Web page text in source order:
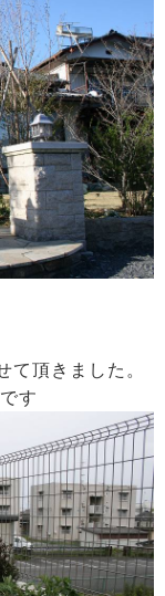
頂きました。
す